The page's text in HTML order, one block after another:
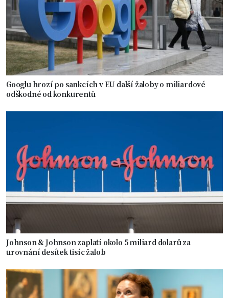
Googlu hrozí po sankcích v EU další žaloby o miliardové
odškodné od konkurentů
Johnson & Johnson zaplatí okolo 5 miliard dolarů za
urovnání desítek tisíc žalob